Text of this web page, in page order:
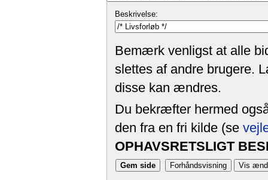
Beskrivelse:
Bemærk venligst at alle
slettes af andre brugere.
disse kan ændres.
Du bekræfter hermed
den fra en fri kilde (se
OPHAVSRETSLIGT